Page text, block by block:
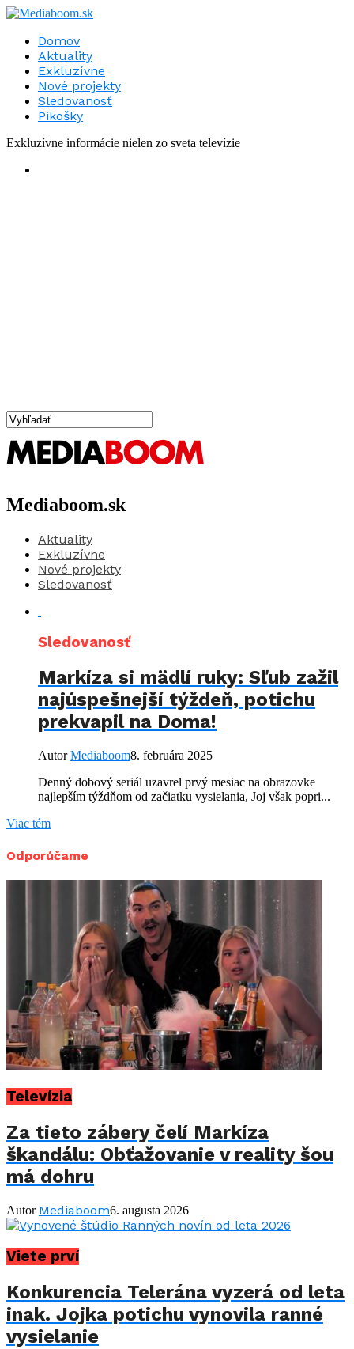
Domov
Aktuality
Exkluzívne
Nové projekty
Sledovanosť
Pikošky
Exkluzívne informácie nielen zo sveta televízie
Mediaboom.sk
Aktuality
Exkluzívne
Nové projekty
Sledovanosť
Sledovanosť
Markíza si mädlí ruky: Sľub zažil
najúspešnejší týždeň, potichu
prekvapil na Doma!
AutorMediaboom8. februára 2025
Denný dobový seriál uzavrel prvý mesiac na obrazovke
najlepším týždňom od začiatku vysielania, Joj však popri...
Viac tém
Odporúčame
Televízia
Za tieto zábery čelí Markíza
škandálu: Obťažovanie v reality šou
má dohru
Autor Mediaboom6. augusta 2026
Viete prví
Konkurencia Telerána vyzerá od leta
inak. Jojka potichu vynovila ranné
vysielanie